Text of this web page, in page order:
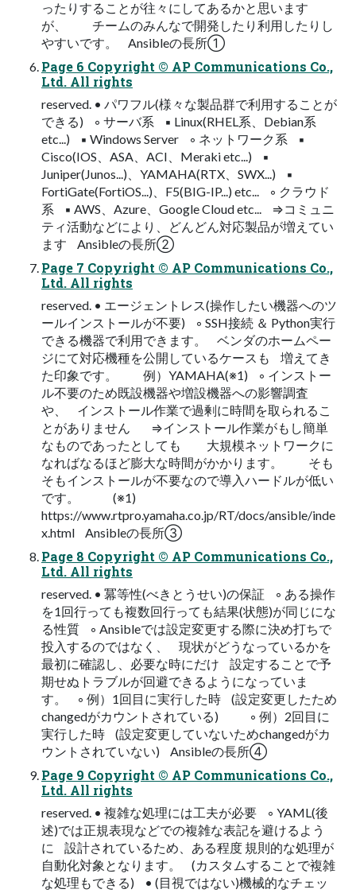
ったりすることが往々にしてあるかと思います
が、 チームのみんなで開発したり利用したりし
やすいです。 Ansibleの長所①
Page 6 Copyright © AP Communications Co.,
Ltd. All rights
reserved. • パワフル(様々な製品群で利用することが
できる) ◦ サーバ系 ▪ Linux(RHEL系、Debian系
etc...) ▪ Windows Server ◦ ネットワーク系 ▪
Cisco(IOS、ASA、ACI、Meraki etc...) ▪
Juniper(Junos...)、YAMAHA(RTX、SWX...) ▪
FortiGate(FortiOS...)、F5(BIG-IP...) etc... ◦ クラウド
系 ▪ AWS、Azure、Google Cloud etc... ⇒コミュニ
ティ活動などにより、どんどん対応製品が増えてい
ます Ansibleの長所②
Page 7 Copyright © AP Communications Co.,
Ltd. All rights
reserved. • エージェントレス(操作したい機器へのツ
ールインストールが不要) ◦ SSH接続 ＆ Python実行
できる機器で利用できます。 ベンダのホームペー
ジにて対応機種を公開しているケースも 増えてき
た印象です。 例）YAMAHA(※1) ◦ インストー
ル不要のため既設機器や増設機器への影響調査
や、 インストール作業で過剰に時間を取られるこ
とがありません ⇒インストール作業がもし簡単
なものであったとしても 大規模ネットワークに
なればなるほど膨大な時間がかかります。 そも
そもインストールが不要なので導入ハードルが低い
です。 (※1)
https://www.rtpro.yamaha.co.jp/RT/docs/ansible/inde
x.html Ansibleの長所③
Page 8 Copyright © AP Communications Co.,
Ltd. All rights
reserved. • 冪等性(べきとうせい)の保証 ◦ ある操作
を1回行っても複数回行っても結果(状態)が同じにな
る性質 ◦ Ansibleでは設定変更する際に決め打ちで
投入するのではなく、 現状がどうなっているかを
最初に確認し、必要な時にだけ 設定することで予
期せぬトラブルが回避できるようになっていま
す。 ◦ 例）1回目に実行した時 (設定変更したため
changedがカウントされている) ◦ 例）2回目に
実行した時 (設定変更していないためchangedがカ
ウントされていない) Ansibleの長所④
Page 9 Copyright © AP Communications Co.,
Ltd. All rights
reserved. • 複雑な処理には工夫が必要 ◦ YAML(後
述)では正規表現などでの複雑な表記を避けるよう
に 設計されているため、ある程度 規則的な処理が
自動化対象となります。 (カスタムすることで複雑
な処理もできる) • (目視ではない)機械的なチェッ